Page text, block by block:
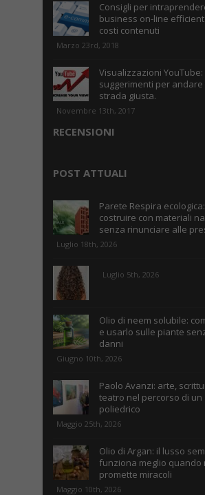
Consigli per
business on-line
costi contenuti
Marzo 23rd, 2018
Visualizzazioni YouTube:
suggerimenti per andare
strada giusta.
Novembre 13th, 2017
RECENSIONI
POST ATTUALI
Parete Respira
costruire con materiali
senza rinunciare alle
Luglio 18th, 2026
Luglio 5th, 2026
Olio di neem solubile:
e usarlo sulle piante
danni
Giugno 10th, 2026
Paolo Avanzi: arte,
teatro nel percorso di un
poliedrico
Maggio 25th, 2026
Olio di Argan: il lusso
funziona meglio quando
promette miracoli
Maggio 10th, 2026